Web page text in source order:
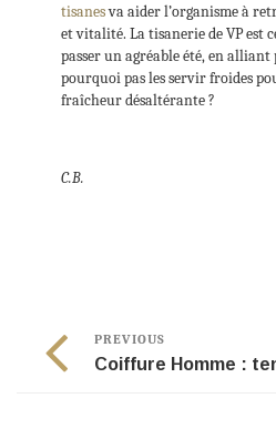
tisanesva aider l’organisme à
et vitalité. La tisanerie de VP est
passer un agréable été, en
pourquoi pas les servir froides
fraîcheur désaltérante ?
C.B.
PREVIOUS